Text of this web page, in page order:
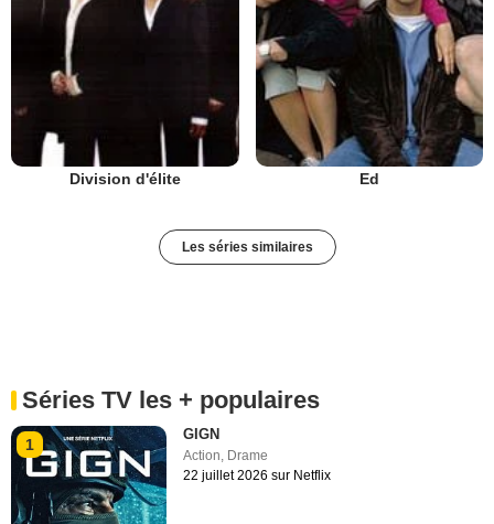
Division d'élite Ed
Les séries similaires
Séries TV les + populaires
1
GIGN
Action Drame
22 juillet 2026 sur Netflix